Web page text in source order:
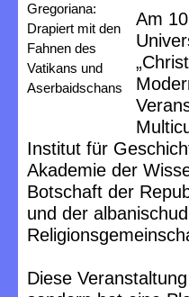
Gregoriana:
Drapiert mit den
Fahnen des
Vatikans und
Aserbaidschans
Am
Institut für
Akademie der
Botschaft der
und der
Diese